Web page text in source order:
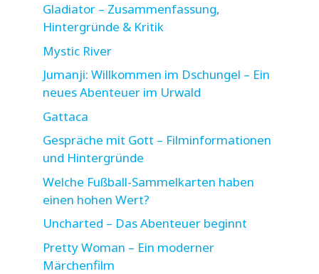
Gladiator – Zusammenfassung,
Hintergründe & Kritik
Mystic River
Jumanji: Willkommen im Dschungel – Ein
neues Abenteuer im Urwald
Gattaca
Gespräche mit Gott – Filminformationen
und Hintergründe
Welche Fußball-Sammelkarten haben
einen hohen Wert?
Uncharted – Das Abenteuer beginnt
Pretty Woman – Ein moderner
Märchenfilm